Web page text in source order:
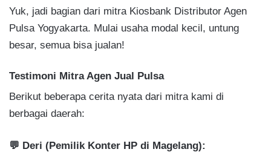
Yuk, jadi bagian dari mitra Kiosbank Distributor Agen
Pulsa Yogyakarta. Mulai usaha modal kecil, untung
besar, semua bisa jualan!
Testimoni Mitra Agen Jual Pulsa
Berikut beberapa cerita nyata dari mitra kami di
berbagai daerah:
💬 Deri (Pemilik Konter HP di Magelang):